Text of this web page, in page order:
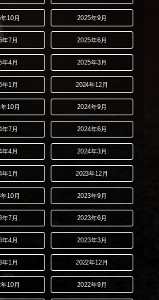
10月 2025年9月
年7月 2025年6月
年4月 2025年3月
年1月 2024年12月
10月 2024年9月
年7月 2024年6月
年4月 2024年3月
年1月 2023年12月
10月 2023年9月
年7月 2023年6月
年4月 2023年3月
年1月 2022年12月
10月 2022年9月